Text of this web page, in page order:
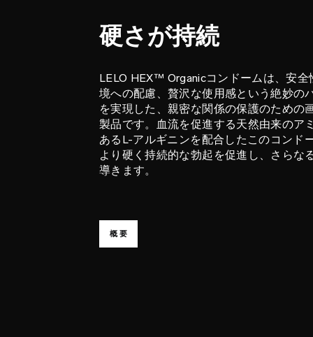
硬さが持続
LELO HEX™ Organicコンドームは、安全
境への配慮、贅沢な使用感という絶妙の
を実現した、親密な関係の保護のための
製品です。血流を促進する天然由来のア
あるL-アルギニンを配合したこのコンド
より硬く持続的な勃起を促進し、さらな
導きます。
概要